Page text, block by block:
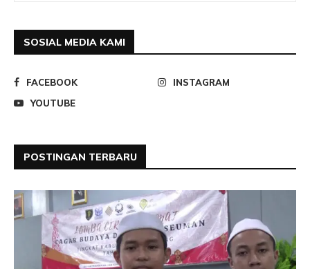
SOSIAL MEDIA KAMI
FACEBOOK
INSTAGRAM
YOUTUBE
POSTINGAN TERBARU